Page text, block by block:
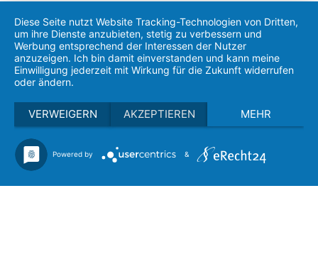
Rad- & Wanderwege
Museen
Kirchen & Kapellen
Dachauer Land
Gastronomie & Regionales
Direktvermarkter
Gewerbe
Suchen
Diese Seite nutzt Website Tracking-Technologien von Dritten,
um ihre Dienste anzubieten, stetig zu verbessern und
Werbung entsprechend der Interessen der Nutzer
anzuzeigen. Ich bin damit einverstanden und kann meine
Einwilligung jederzeit mit Wirkung für die Zukunft widerrufen
oder ändern.
VERWEIGERN AKZEPTIEREN MEHR
Powered by &